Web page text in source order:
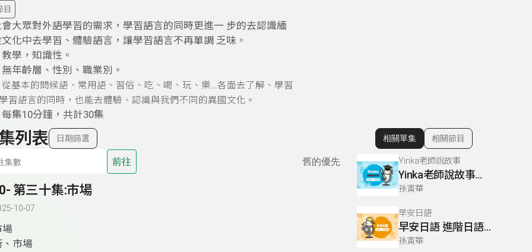
目
大眾對外語學習的需求，學習語言的同時更進一 步的去認識緬
化中去學習、體驗語言，讓學習語言不再單調 乏味。
學，知識性。
年齡層、性別、職業別。
從基本的問候語、常用語、習俗、吃、喝、玩、樂…各面去了解、學習
習語言的同時，也能去體驗、認識與我們不同的異國文化。
集10分鐘，共計30集
列表 日期篩選
前往 舊的優先
第三十集:市場
10-07
場
、市場
顯示相關單集
相關單集 相關節目
Yinka老師說故事
Yinka老師說故事上冊 P26
孫寅華
早安日語
早安日語 進階日語下冊 複習動詞語尾活用
孫寅華